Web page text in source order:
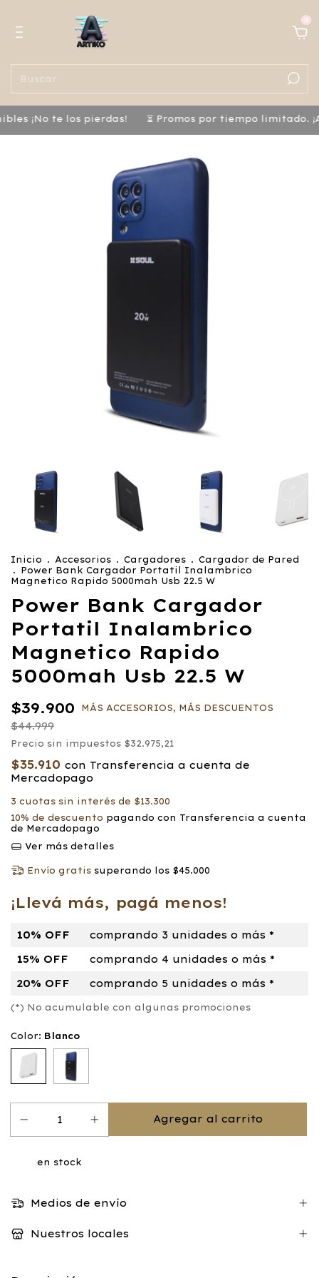
0
¡No te los pierdas! ⏳ Promos por tiempo limitado.
Inicio . Accesorios . Cargadores . Cargador de Pared
. Power Bank Cargador Portatil Inalambrico
Magnetico Rapido 5000mah Usb 22.5 W
Power Bank Cargador
Portatil Inalambrico
Magnetico Rapido
5000mah Usb 22.5 W
$39.900 MÁS ACCESORIOS, MÁS DESCUENTOS
$44.999
Precio sin impuestos $32.975,21
$35.910 con Transferencia a cuenta de
Mercadopago
3 cuotas sin interés de $13.300
10% de descuento pagando con Transferencia a cuenta
de Mercadopago
Ver más detalles
Envío gratis superando los $45.000
¡Llevá más, pagá menos!
10% OFF
comprando 3 unidades o más *
15% OFF
comprando 4 unidades o más *
20% OFF
comprando 5 unidades o más *
(*) No acumulable con algunas promociones
Color: Blanco
en stock
Medios de envío
Nuestros locales